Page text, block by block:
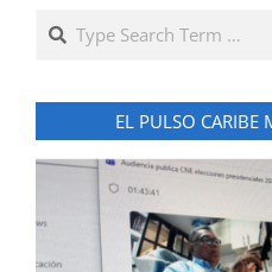
Search
EL PULSO CARIBE